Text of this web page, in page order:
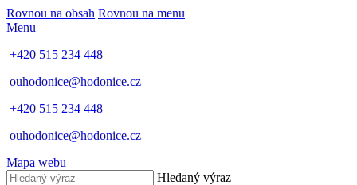
Rovnou na obsah Rovnou na menu
Menu
+420 515 234 448
ouhodonice@hodonice.cz
+420 515 234 448
ouhodonice@hodonice.cz
Mapa webu
Hledaný výraz